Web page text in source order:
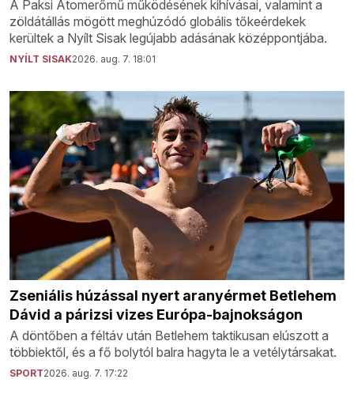
A Paksi Atomerőmű működésének kihívásai, valamint a
zöldátállás mögött meghúzódó globális tőkeérdekek
kerültek a Nyílt Sisak legújabb adásának középpontjába.
NYÍLT SISAK2026. aug. 7. 18:01
Zseniális húzással nyert aranyérmet Betlehem
Dávid a párizsi vizes Európa-bajnokságon
A döntőben a féltáv után Betlehem taktikusan elúszott a
többiektől, és a fő bolytól balra hagyta le a vetélytársakat.
SPORT2026. aug. 7. 17:22